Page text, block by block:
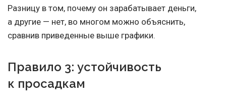
Разницу в том, почему он зарабатывает деньги,
а другие — нет, во многом можно объяснить,
сравнив приведенные выше графики.
Правило 3: устойчивость
к просадкам